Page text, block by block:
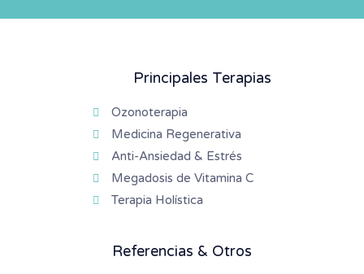
Principales Terapias
Ozonoterapia
Medicina Regenerativa
Anti-Ansiedad & Estrés
Megadosis de Vitamina C
Terapia Holística
Referencias & Otros